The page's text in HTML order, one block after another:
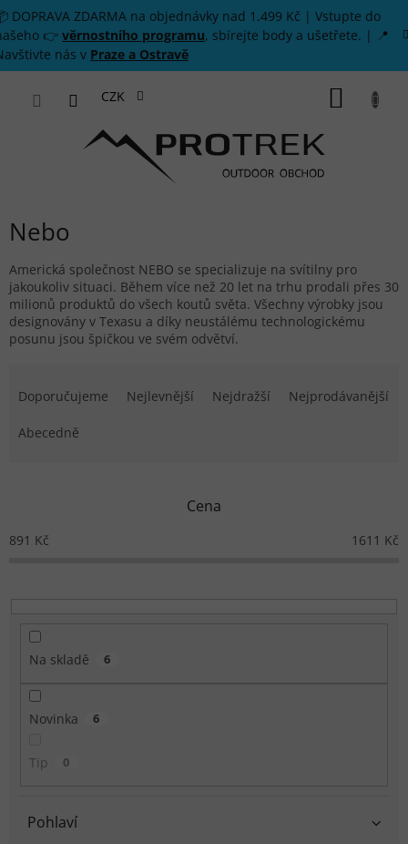
Přejít na obsah
DOPRAVA ZDARMA na objednávky nad 1.499 Kč | Vstupte do
👉 věrnostního programu, sbírejte body a ušetřete. | 📍
nás v Praze a Ostravě
CZK
Nebo
Americká společnost NEBO se specializuje na svítilny pro
jakoukoliv situaci. Během více než 20 let na trhu prodali přes 30
milionů produktů do všech koutů světa. Všechny výrobky jsou
designovány v Texasu a díky neustálému technologickému
posunu jsou špičkou ve svém odvětví.
Doporučujeme Nejlevnější Nejdražší Nejprodávanější
Abecedně
Cena
891 Kč 1611 Kč
Na skladě 6
Novinka 6
Tip 0
Pohlaví